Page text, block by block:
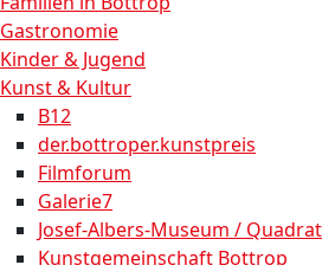
Gastronomie
Kinder & Jugend
Kunst & Kultur
B12
der.bottroper.kunstpreis
Filmforum
Galerie7
Josef-Albers-Museum / Quadrat
Kunstgemeinschaft Bottrop